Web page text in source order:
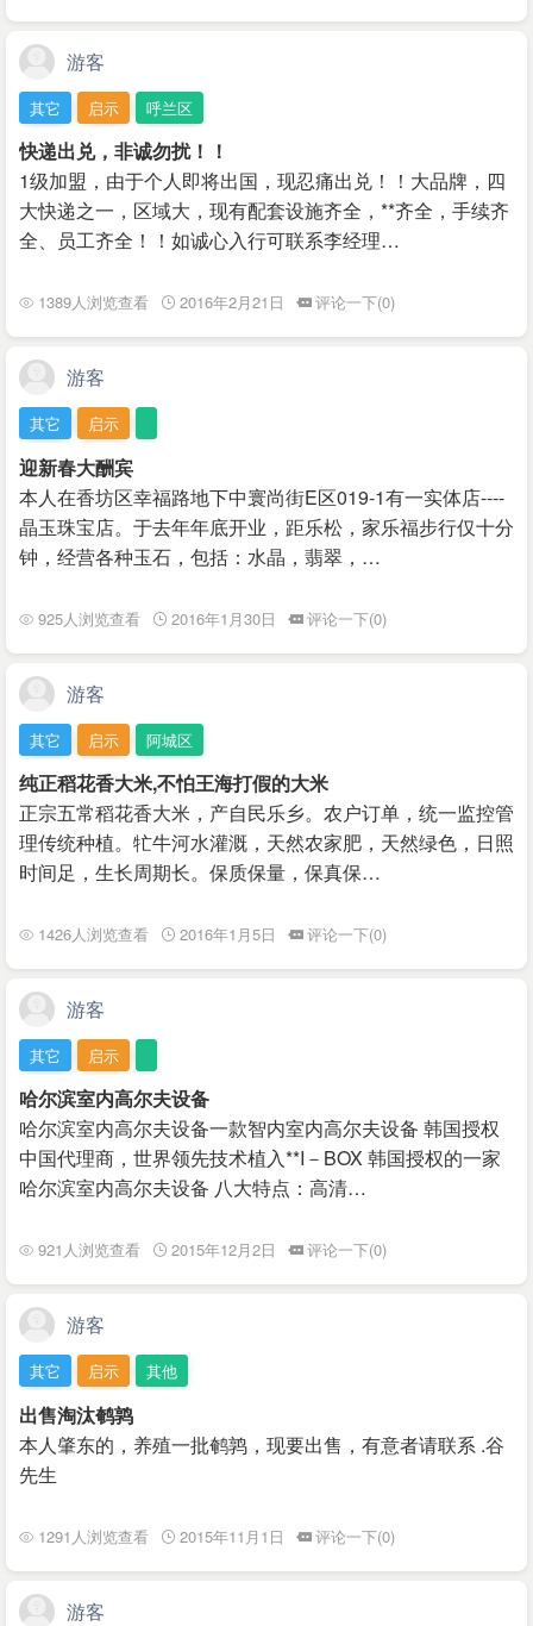
游客
其它 启示 呼兰区
快递出兑，非诚勿扰！！
1级加盟，由于个人即将出国，现忍痛出兑！！大品牌，四
大快递之一，区域大，现有配套设施齐全，**齐全，手续齐
全、员工齐全！！如诚心入行可联系李经理…
1389人浏览查看 2016年2月21日 评论一下(0)
游客
其它 启示
迎新春大酬宾
本人在香坊区幸福路地下中寰尚街E区019-1有一实体店----
晶玉珠宝店。于去年年底开业，距乐松，家乐福步行仅十分
钟，经营各种玉石，包括：水晶，翡翠，…
925人浏览查看 2016年1月30日 评论一下(0)
游客
其它 启示 阿城区
纯正稻花香大米,不怕王海打假的大米
正宗五常稻花香大米，产自民乐乡。农户订单，统一监控管
理传统种植。牤牛河水灌溉，天然农家肥，天然绿色，日照
时间足，生长周期长。保质保量，保真保…
1426人浏览查看 2016年1月5日 评论一下(0)
游客
其它 启示
哈尔滨室内高尔夫设备
哈尔滨室内高尔夫设备一款智内室内高尔夫设备 韩国授权
中国代理商，世界领先技术植入**I－BOX 韩国授权的一家
哈尔滨室内高尔夫设备 八大特点：高清…
921人浏览查看 2015年12月2日 评论一下(0)
游客
其它 启示 其他
出售淘汰鹌鹑
本人肇东的，养殖一批鹌鹑，现要出售，有意者请联系 .谷
先生
1291人浏览查看 2015年11月1日 评论一下(0)
游客